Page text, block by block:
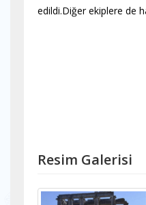
edildi.Diğer ekiplere de
Resim Galerisi